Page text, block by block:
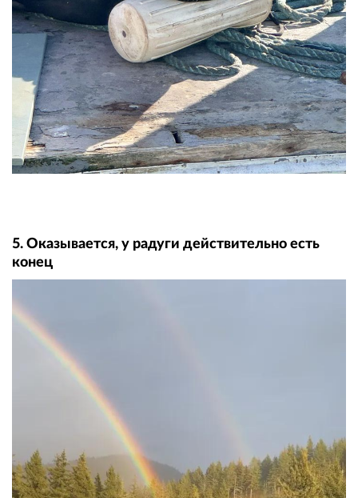
5. Оказывается, у радуги действительно есть
конец